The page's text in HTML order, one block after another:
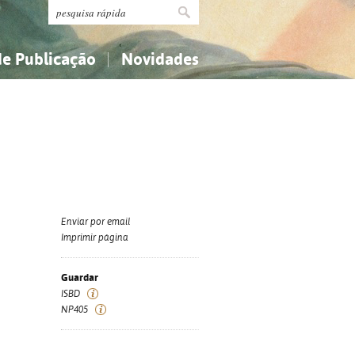
Publicação Novidades
Enviar por email
Imprimir página
Guardar
ISBD
NP405